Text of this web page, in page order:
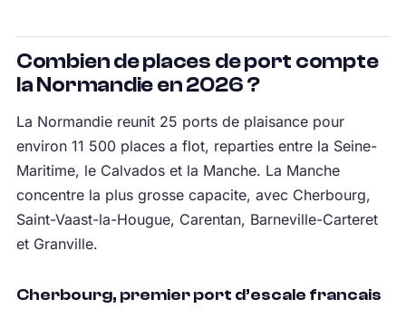
Combien de places de port compte
la Normandie en 2026 ?
La Normandie reunit 25 ports de plaisance pour
environ 11 500 places a flot, reparties entre la Seine-
Maritime, le Calvados et la Manche. La Manche
concentre la plus grosse capacite, avec Cherbourg,
Saint-Vaast-la-Hougue, Carentan, Barneville-Carteret
et Granville.
Cherbourg, premier port d’escale francais